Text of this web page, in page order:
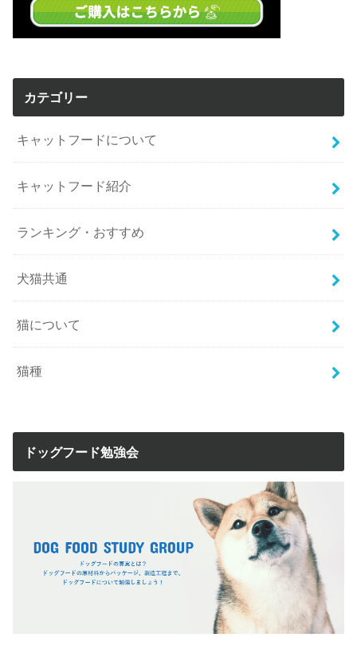
カテゴリー
キャットフードについて
キャットフード紹介
ランキング・おすすめ
犬猫共通
猫について
猫種
ドッグフード勉強会